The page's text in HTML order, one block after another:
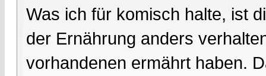
Was ich für komisch halte, ist
der Ernährung anders
vorhandenen ermährt haben.